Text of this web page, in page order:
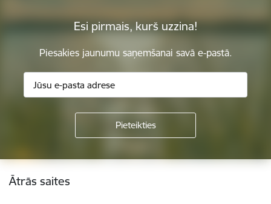
Esi pirmais, kurš uzzina!
Piesakies jaunumu saņemšanai savā e-pastā.
Kājene
Ātrās saites